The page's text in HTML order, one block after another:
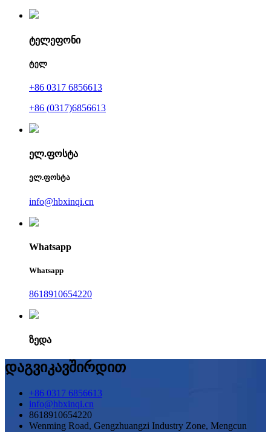
ტელეფონი
ტელ
+86 0317 6856613
+86 (0317)6856613
ელ.ფოსტა
ელ.ფოსტა
info@hbxinqi.cn
Whatsapp
Whatsapp
8618910654220
ზედა
დაგვიკავშირდით
+86 0317 6856613
info@hbxinqi.cn
8618910654220
Wenming Road, Gengzhuangzi Industry Zone, Mengcun